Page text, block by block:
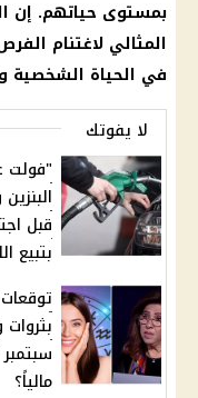
بمستوى حياتهم. إن
المثالي لاغتنام
في الحياة الشخصية
لا يفوتك
"فولت
قبل
بتبيع اللتر
مالياً؟